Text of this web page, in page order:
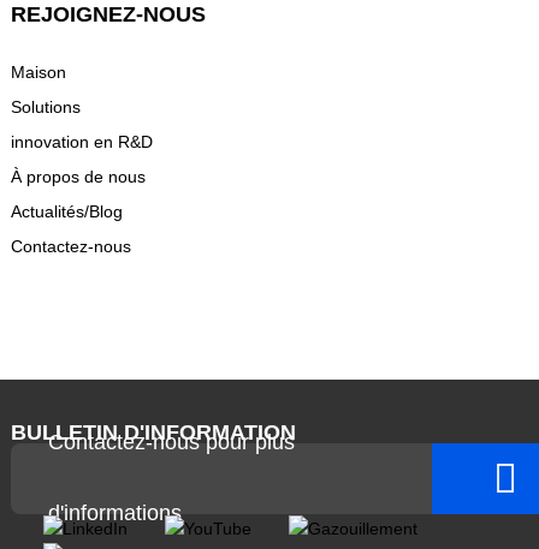
REJOIGNEZ-NOUS
Maison
Solutions
innovation en R&D
À propos de nous
Actualités/Blog
Contactez-nous
BULLETIN D'INFORMATION
Contactez-nous pour plus
d'informations